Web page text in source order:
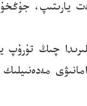
جۇڭخۇا
چىڭ